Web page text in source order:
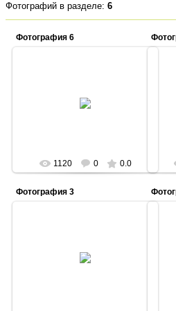
Фотографий в разделе: 6
Фотография 6
1120 0 0.0
Фотография 3